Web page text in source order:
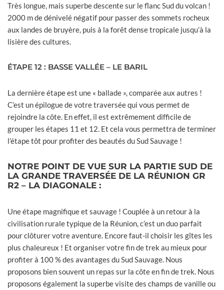
Très longue, mais superbe descente sur le flanc Sud du volcan !
2000 m de dénivelé négatif pour passer des sommets rocheux
aux landes de bruyère, puis à la forêt dense tropicale jusqu’à la
lisière des cultures.
ÉTAPE 12 : BASSE VALLÉE – LE BARIL
La dernière étape est une « ballade », comparée aux autres !
C’est un épilogue de votre traversée qui vous permet de
rejoindre la côte. En effet, il est extrêmement difficile de
grouper les étapes 11 et 12. Et cela vous permettra de terminer
l’étape tôt pour profiter des beautés du Sud Sauvage !
NOTRE POINT DE VUE SUR LA PARTIE SUD DE
LA GRANDE TRAVERSÉE DE LA RÉUNION GR
R2 – LA DIAGONALE :
Une étape magnifique et sauvage ! Couplée à un retour à la
civilisation rurale typique de la Réunion, c’est un duo parfait
pour clôturer votre aventure. Encore faut-il choisir les gîtes les
plus chaleureux ! Et organiser votre fin de trek au mieux pour
profiter à 100 % des avantages du Sud Sauvage. Nous
proposons bien souvent un repas sur la côte en fin de trek. Nous
proposons également la superbe visite des champs de vanille ou